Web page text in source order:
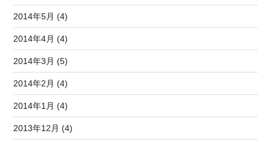
2014年5月 (4)
2014年4月 (4)
2014年3月 (5)
2014年2月 (4)
2014年1月 (4)
2013年12月 (4)